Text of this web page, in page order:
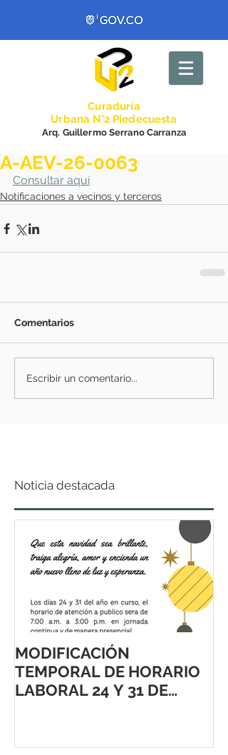
Curaduría
Urbana N°2 Piedecuesta
Arq. Guillermo Serrano Carranza
A-AEV-26-0063
Consultar aquí
Notificaciones a vecinos y terceros
Comentarios
Escribir un comentario...
Noticia destacada
MODIFICACIÓN
TEMPORAL DE HORARIO
LABORAL 24 Y 31 DE